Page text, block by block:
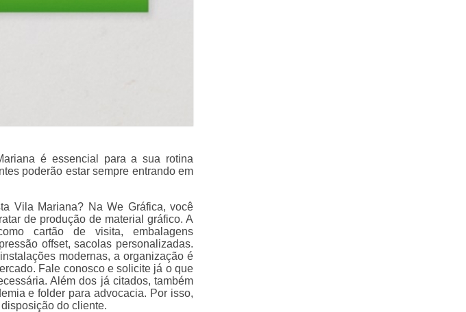
é essencial para a sua rotina
poderão estar sempre entrando em
Vila Mariana? Na We Gráfica, você
de produção de material gráfico. A
cartão de visita, embalagens
offset, sacolas personalizadas.
modernas, a organização é
Fale conosco e solicite já o que
Além dos já citados, também
e folder para advocacia. Por isso,
do cliente.